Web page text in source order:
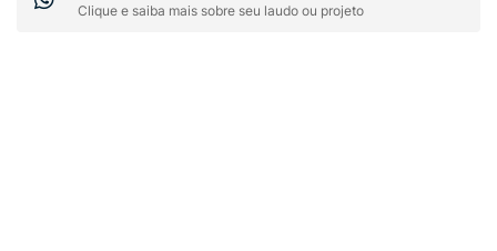
Clique e saiba mais sobre seu laudo ou projeto